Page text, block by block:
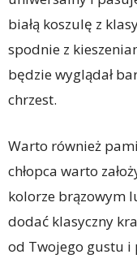
białą koszulę z
spodnie z
będzie wyglądał
chrzest.
Warto również
chłopca warto
kolorze brązowym
dodać klasyczny
od Twojego gustu i